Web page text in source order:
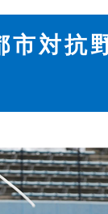
市対抗